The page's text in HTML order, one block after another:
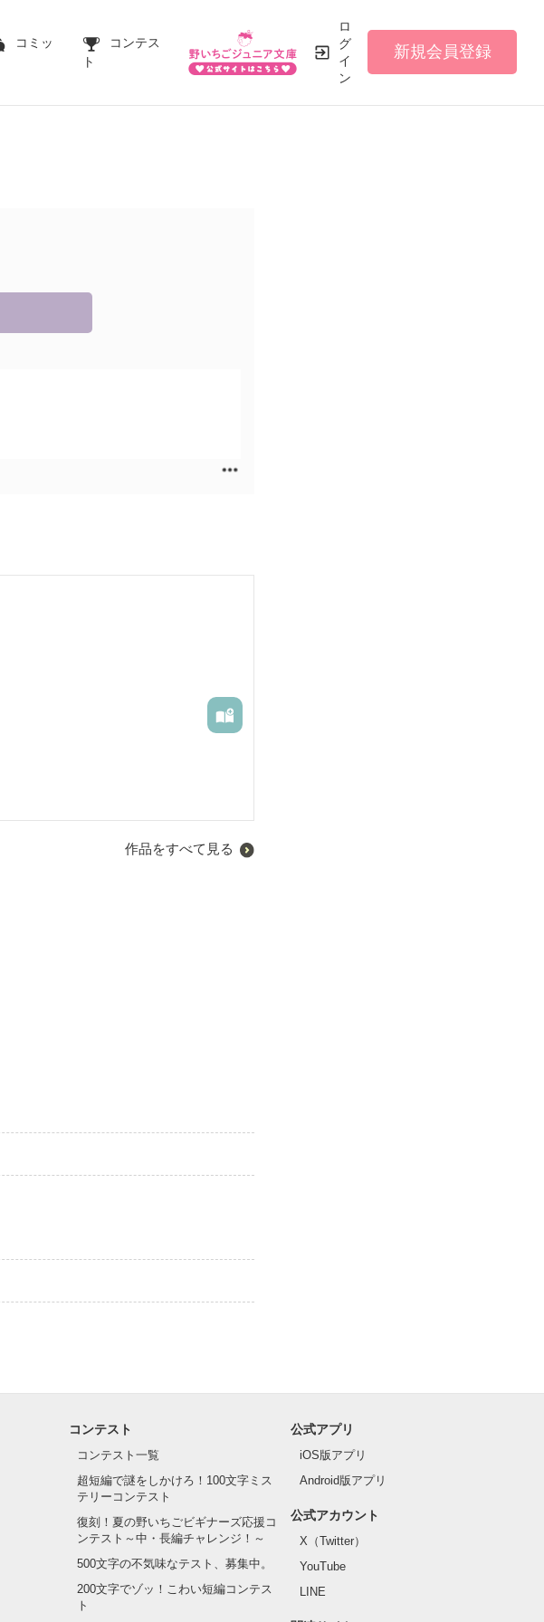
コミッ
コンテス
ト
ロ
グ
イ
ン
新規会員登録
作品をすべて見る
コンテスト
コンテスト一覧
超短編で謎をしかけろ！100文字ミス
テリーコンテスト
復刻！夏の野いちごビギナーズ応援コ
ンテスト～中・長編チャレンジ！～
500文字の不気味なテスト、募集中。
200文字でゾッ！こわい短編コンテス
ト
公式アプリ
iOS版アプリ
Android版アプリ
公式アカウント
X（Twitter）
YouTube
LINE